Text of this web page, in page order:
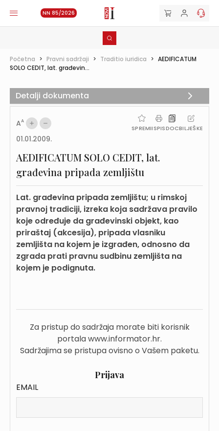
NN 85/2026
Početna > Pravni sadržaji > Traditio iuridica > AEDIFICATUM
SOLO CEDIT, lat. građevin...
AA
SPREMIISPISDOCBILJEŠKE
01.01.2009.
AEDIFICATUM SOLO CEDIT, lat.
građevina pripada zemljištu
Lat. građevina pripada zemljištu; u rimskoj
pravnoj tradiciji, izreka koja sadržava pravilo
koje određuje da građevinski objekt, kao
priraštaj (akcesija), pripada vlasniku
zemljišta na kojem je izgrađen, odnosno da
zgrada prati pravnu sudbinu zemljišta na
kojem je podignuta.
Za pristup do sadržaja morate biti korisnik
portala www.informator.hr.
Sadržajima se pristupa ovisno o Vašem paketu.
Prijava
EMAIL
Detalji dokumenta